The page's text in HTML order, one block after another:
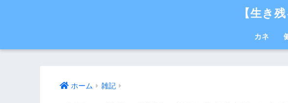
【生き
カネ
ホーム 雑記